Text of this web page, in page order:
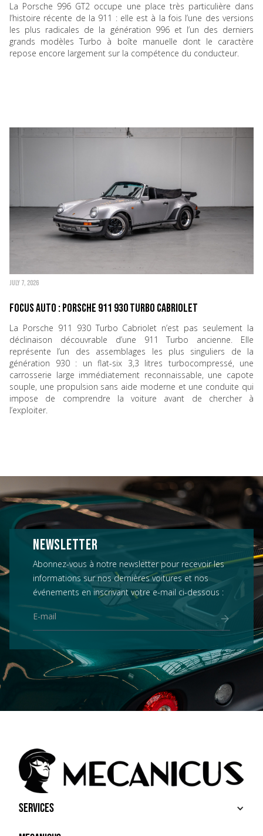
La Porsche 996 GT2 occupe une place très particulière dans
l’histoire récente de la 911 : elle est à la fois l’une des versions
les plus radicales de la génération 996 et l’un des derniers
grands modèles Turbo à boîte manuelle dont le caractère
repose encore largement sur la compétence du conducteur.
JULY 7, 2026
Focus Auto : Porsche 911 930 Turbo Cabriolet
La Porsche 911 930 Turbo Cabriolet n’est pas seulement la
déclinaison découvrable d’une 911 Turbo ancienne. Elle
représente l’un des assemblages les plus singuliers de la
génération 930 : un flat-six 3,3 litres turbocompressé, une
carrosserie large immédiatement reconnaissable, une capote
souple, une propulsion sans aide moderne et une conduite qui
impose de comprendre la voiture avant de chercher à
l’exploiter.
NEWSLETTER
Abonnez-vous à notre newsletter pour recevoir les
informations sur nos dernières voitures et nos
événements en inscrivant votre e-mail ci-dessous :
Services
ACHETER